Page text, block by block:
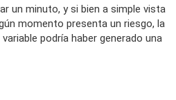
un minuto, y si bien a simple vista
momento presenta un riesgo, la
podría haber generado una